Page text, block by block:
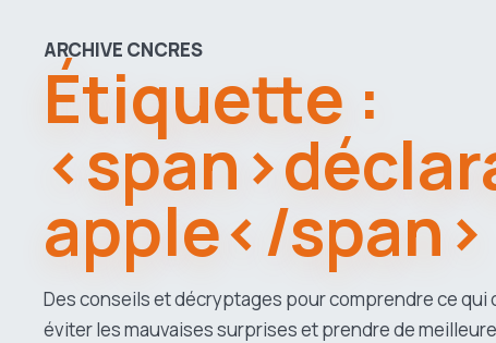
ARCHIVE CNCRES
Étiquette :
apple</span>
Des conseils et décryptages pour comprendre ce qui
éviter les mauvaises surprises et prendre de